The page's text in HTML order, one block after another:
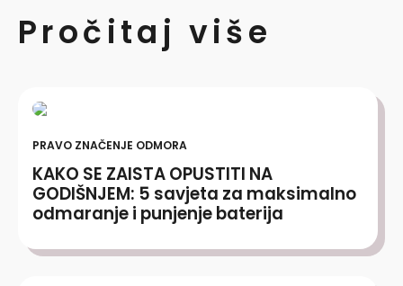
Pročitaj više
PRAVO ZNAČENJE ODMORA
KAKO SE ZAISTA OPUSTITI NA
GODIŠNJEM: 5 savjeta za maksimalno
odmaranje i punjenje baterija